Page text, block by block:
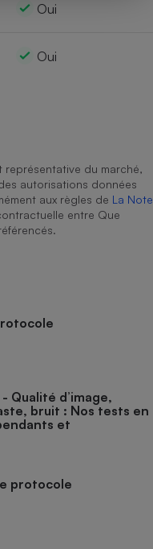
Oui
Oui
du marché,
autorisations données
aux règles de La Note
entre Que
Qualité d’image,
bruit : Nos tests en
et
protocole